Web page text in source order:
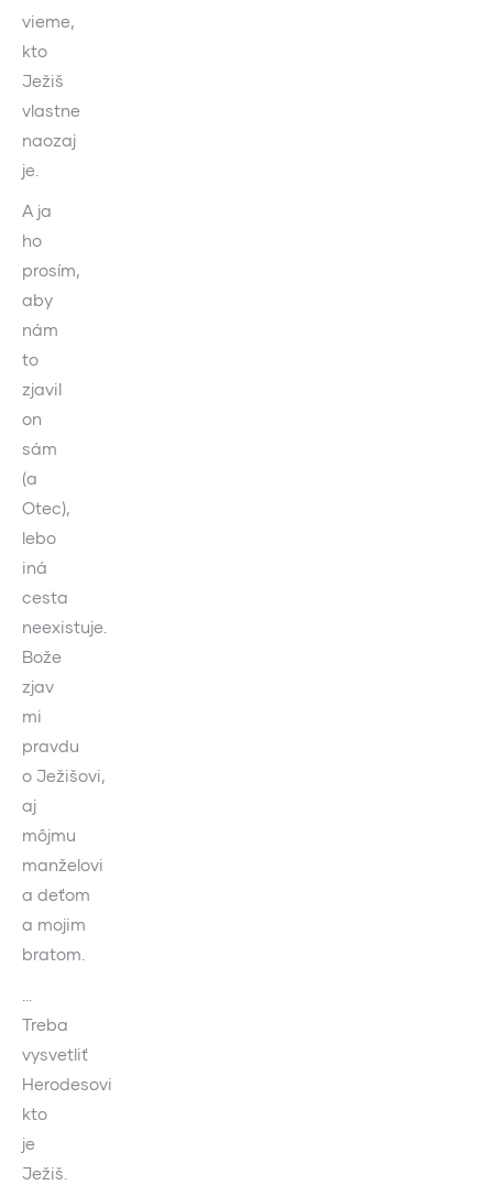
vieme,
kto
Ježiš
vlastne
naozaj
je.
A ja
ho
prosím,
aby
nám
to
zjavil
on
sám
(a
Otec),
lebo
iná
cesta
neexistuje.
Bože
zjav
mi
pravdu
o Ježišovi,
aj
môjmu
manželovi
a deťom
a mojim
bratom.
Treba
vysvetliť
Herodesovi
kto
je
Ježiš.